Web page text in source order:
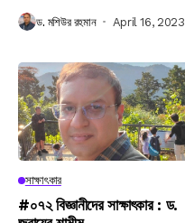
ড. মশিউর রহমান April 16, 2023
সাক্ষাৎকার
#০৭২ বিজ্ঞানীদের সাক্ষাৎকার : ড.